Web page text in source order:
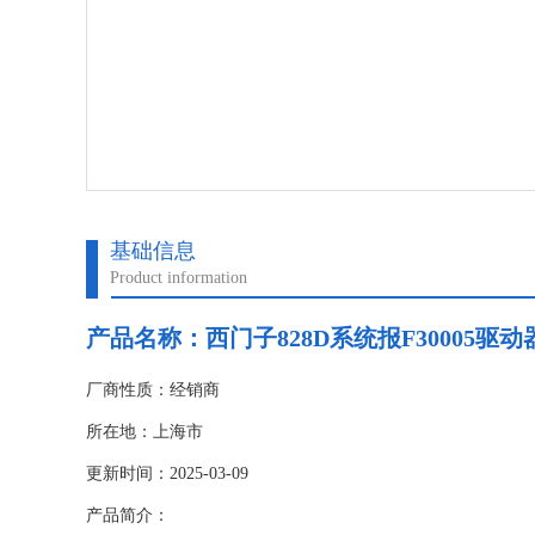
基础信息
Product information
产品名称： 西门子828D系统报F30005驱动
厂商性质：经销商
所在地：上海市
更新时间：2025-03-09
产品简介：